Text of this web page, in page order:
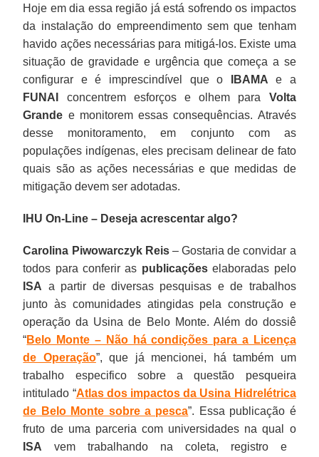
Hoje em dia essa região já está sofrendo os impactos
da instalação do empreendimento sem que tenham
havido ações necessárias para mitigá-los. Existe uma
situação de gravidade e urgência que começa a se
configurar e é imprescindível que o
IBAMA e a
FUNAI
concentrem esforços e olhem para Volta
Grande e monitorem essas consequências. Através
desse monitoramento, em conjunto com as
populações indígenas, eles precisam delinear de fato
quais são as ações necessárias e que medidas de
mitigação devem ser adotadas.
IHU On-Line – Deseja acrescentar algo?
Carolina Piwowarczyk Reis– Gostaria de convidar a
todos para conferir as publicaçõeselaboradas pelo
ISA a partir de diversas pesquisas e de trabalhos
junto às comunidades atingidas pela construção e
operação da Usina de Belo Monte. Além do dossiê
“Belo Monte – Não há condições para a Licença
de Operação”, que já mencionei, há também um
trabalho especifico sobre a questão pesqueira
intitulado “Atlas dos impactos da Usina Hidrelétrica
de Belo Monte sobre a pesca”. Essa publicação é
fruto de uma parceria com universidades na qual o
ISA vem trabalhando na coleta, registro e